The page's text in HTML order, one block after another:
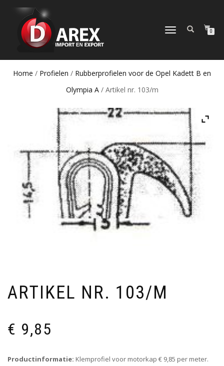
TOGGLE
0
Home / Profielen / Rubberprofielen voor de Opel Kadett B en
Olympia A/ Artikel nr. 103/m
ARTIKEL NR. 103/M
€ 9,85
Productinformatie: Klemprofiel voor motorkap € 9,85 per meter.